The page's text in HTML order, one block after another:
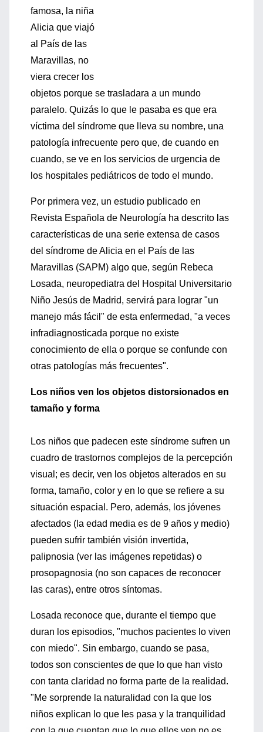
famosa, la niña
Alicia que viajó
al País de las
Maravillas, no
viera crecer los
objetos porque se trasladara a un mundo
paralelo. Quizás lo que le pasaba es que era
víctima del síndrome que lleva su nombre, una
patología infrecuente pero que, de cuando en
cuando, se ve en los servicios de urgencia de
los hospitales pediátricos de todo el mundo.
Por primera vez, un estudio publicado en
Revista Española de Neurología ha descrito las
características de una serie extensa de casos
del síndrome de Alicia en el País de las
Maravillas (SAPM) algo que, según Rebeca
Losada, neuropediatra del Hospital Universitario
Niño Jesús de Madrid, servirá para lograr "un
manejo más fácil" de esta enfermedad, "a veces
infradiagnosticada porque no existe
conocimiento de ella o porque se confunde con
otras patologías más frecuentes".
Los niños ven los objetos distorsionados en
tamaño y forma
Los niños que padecen este síndrome sufren un
cuadro de trastornos complejos de la percepción
visual; es decir, ven los objetos alterados en su
forma, tamaño, color y en lo que se refiere a su
situación espacial. Pero, además, los jóvenes
afectados (la edad media es de 9 años y medio)
pueden sufrir también visión invertida,
palipnosia (ver las imágenes repetidas) o
prosopagnosia (no son capaces de reconocer
las caras), entre otros síntomas.
Losada reconoce que, durante el tiempo que
duran los episodios, "muchos pacientes lo viven
con miedo". Sin embargo, cuando se pasa,
todos son conscientes de que lo que han visto
con tanta claridad no forma parte de la realidad.
"Me sorprende la naturalidad con la que los
niños explican lo que les pasa y la tranquilidad